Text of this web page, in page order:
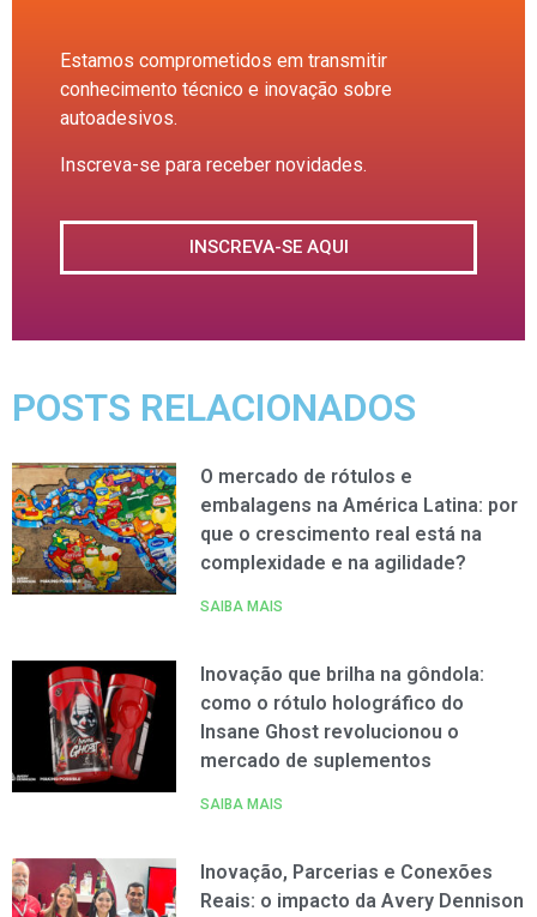
Estamos comprometidos em transmitir
conhecimento técnico e inovação sobre
autoadesivos.
Inscreva-se para receber novidades.
INSCREVA-SE AQUI
POSTS RELACIONADOS
O mercado de rótulos e
embalagens na América Latina: por
que o crescimento real está na
complexidade e na agilidade?
SAIBA MAIS
Inovação que brilha na gôndola:
como o rótulo holográfico do
Insane Ghost revolucionou o
mercado de suplementos
SAIBA MAIS
Inovação, Parcerias e Conexões
Reais: o impacto da Avery Dennison